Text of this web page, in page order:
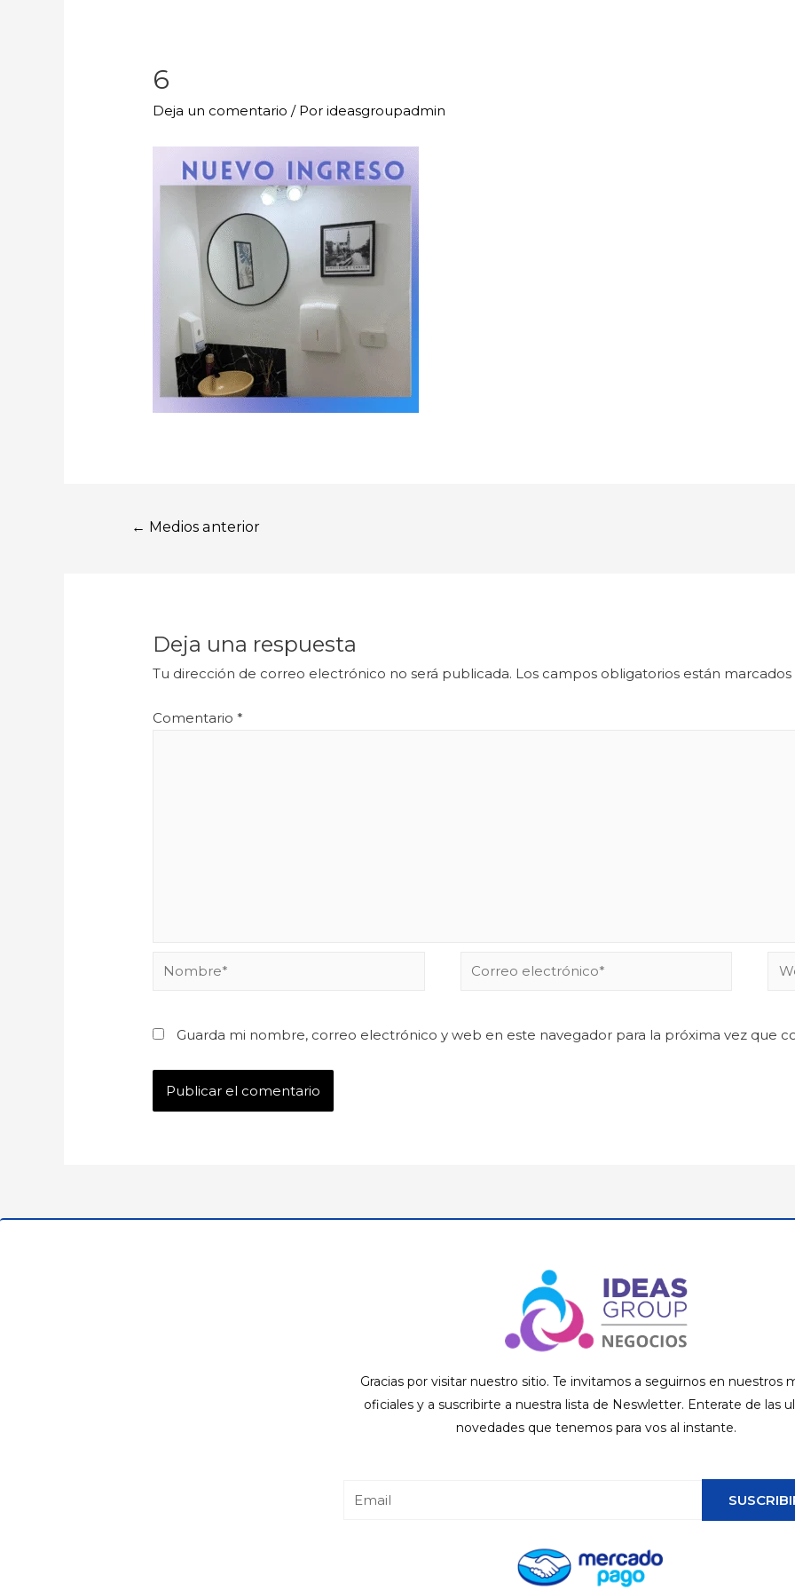
6
Deja un comentario / Porideasgroupadmin
← Medios anterior
Deja una respuesta
Tu dirección de correo electrónico no será publicada. Los campos obligatorios están
Comentario*
Guarda mi nombre, correo electrónico y web en este navegador para la próxima vez que
Gracias por visitar nuestro sitio. Te invitamos a seguirnos en nuestros
oficiales y a suscribirte a nuestra lista de Neswletter. Enterate de las
novedades que tenemos para vos al instante.